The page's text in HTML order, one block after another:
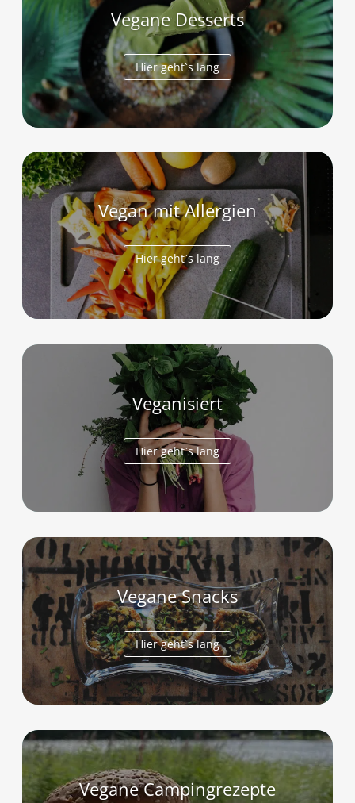
Vegane Desserts
Hier geht`s lang
Vegan mit Allergien
Hier geht`s lang
Veganisiert
Hier geht`s lang
Vegane Snacks
Hier geht`s lang
Vegane Campingrezepte